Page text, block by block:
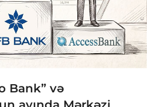
Bank” və